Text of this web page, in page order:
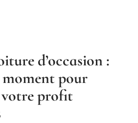
d’occasion :
pour
profit